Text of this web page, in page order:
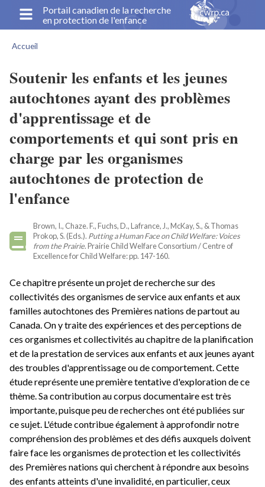
principal
Portail canadien de la recherche
en protection de l'enfance
d'Ariane
Accueil
Soutenir les enfants et les jeunes
autochtones ayant des problèmes
d'apprentissage et de
comportements et qui sont pris en
charge par les organismes
autochtones de protection de
l'enfance
Brown, I., Chaze. F., Fuchs, D., Lafrance, J., McKay, S., & Thomas
Prokop, S. (Eds.). Putting a Human Face on Child Welfare: Voices
from the Prairie. Prairie Child Welfare Consortium / Centre of
Excellence for Child Welfare: pp. 147-160.
Ce chapitre présente un projet de recherche sur des
collectivités des organismes de service aux enfants et aux
familles autochtones des Premières nations de partout au
Canada. On y traite des expériences et des perceptions de
ces organismes et collectivités au chapitre de la planification
et de la prestation de services aux enfants et aux jeunes ayant
des troubles d'apprentissage ou de comportement. Cette
étude représente une première tentative d'exploration de ce
thème. Sa contribution au corpus documentaire est très
importante, puisque peu de recherches ont été publiées sur
ce sujet. L'étude contribue également à approfondir notre
compréhension des problèmes et des défis auxquels doivent
faire face les organismes de protection et les collectivités
des Premières nations qui cherchent à répondre aux besoins
des enfants atteints d'une invalidité, en particulier, ceux